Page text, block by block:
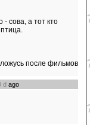
- сова, а тот кто
после фильмов
dago